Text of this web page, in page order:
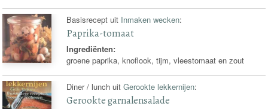
Basisrecept uit Inmaken wecken:
Paprika-tomaat
Ingrediënten:
groene paprika, knoflook, tijm, vleestomaat en zout
Diner / lunch uitGerookte lekkernijen:
Gerookte garnalensalade